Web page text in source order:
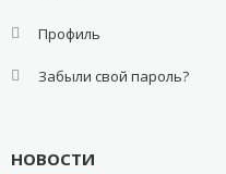
Профиль
Забыли свой пароль?
НОВОСТИ